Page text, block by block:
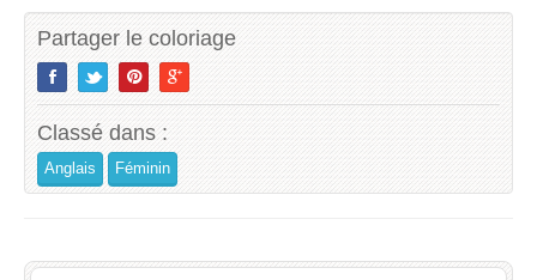
Partager le coloriage
Classé dans :
Anglais Féminin